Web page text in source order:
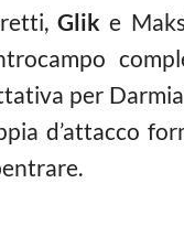
Glik e
per
d’attacco